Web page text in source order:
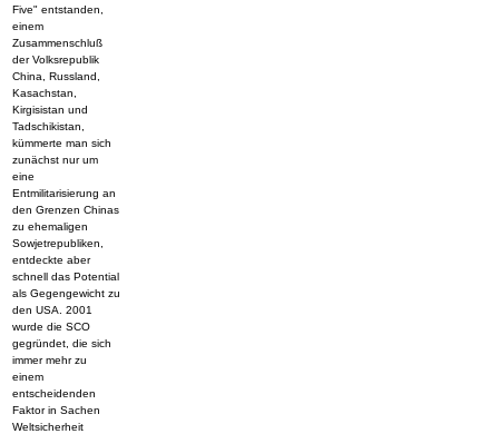
Five" entstanden,
einem
Zusammenschluß
der Volksrepublik
China, Russland,
Kasachstan,
Kirgisistan und
Tadschikistan,
kümmerte man sich
zunächst nur um
eine
Entmilitarisierung an
den Grenzen Chinas
zu ehemaligen
Sowjetrepubliken,
entdeckte aber
schnell das Potential
als Gegengewicht zu
den USA. 2001
wurde die SCO
gegründet, die sich
immer mehr zu
einem
entscheidenden
Faktor in Sachen
Weltsicherheit